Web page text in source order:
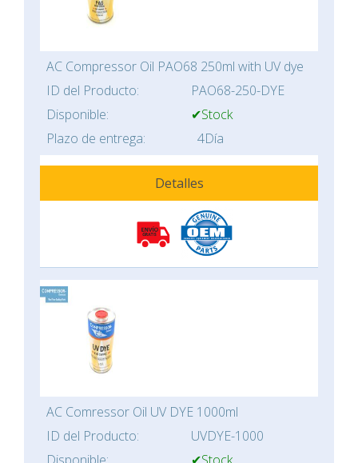
AC Compressor Oil PAO68 250ml with UV dye
ID del Producto:
PAO68-250-DYE
Disponible:
✔Stock
Plazo de entrega:
4Día
Detalles
AC Comressor Oil UV DYE 1000ml
ID del Producto:
UVDYE-1000